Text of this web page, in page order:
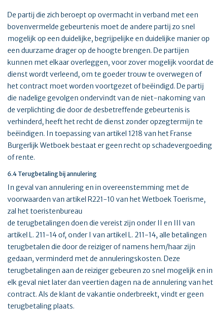
De partij die zich beroept op overmacht in verband met een
bovenvermelde gebeurtenis moet de andere partij zo snel
mogelijk op een duidelijke, begrijpelijke en duidelijke manier op
een duurzame drager op de hoogte brengen. De partijen
kunnen met elkaar overleggen, voor zover mogelijk voordat de
dienst wordt verleend, om te goeder trouw te overwegen of
het contract moet worden voortgezet of beëindigd. De partij
die nadelige gevolgen ondervindt van de niet-nakoming van
de verplichting die door de desbetreffende gebeurtenis is
verhinderd, heeft het recht de dienst zonder opzegtermijn te
beëindigen. In toepassing van artikel 1218 van het Franse
Burgerlijk Wetboek bestaat er geen recht op schadevergoeding
of rente.
6.4 Terugbetaling bij annulering
In geval van annulering en in overeenstemming met de
voorwaarden van artikel R221-10 van het Wetboek Toerisme,
zal het toeristenbureau
de terugbetalingen doen die vereist zijn onder II en III van
artikel L. 211-14 of, onder I van artikel L. 211-14, alle betalingen
terugbetalen die door de reiziger of namens hem/haar zijn
gedaan, verminderd met de annuleringskosten. Deze
terugbetalingen aan de reiziger gebeuren zo snel mogelijk en in
elk geval niet later dan veertien dagen na de annulering van het
contract. Als de klant de vakantie onderbreekt, vindt er geen
terugbetaling plaats.